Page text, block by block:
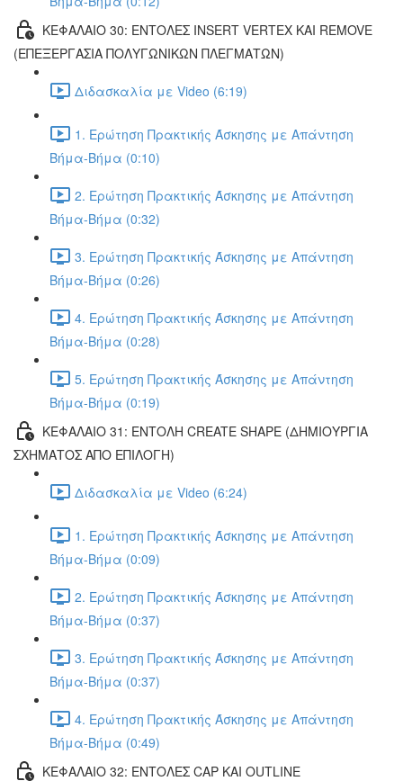
ΚΕΦΑΛΑΙΟ 30: ΕΝΤΟΛΕΣ INSERT VERTEX ΚΑΙ REMOVE
(ΕΠΕΞΕΡΓΑΣΙΑ ΠΟΛΥΓΩΝΙΚΩΝ ΠΛΕΓΜΑΤΩΝ)
Διδασκαλία με Video (6:19)
1. Ερώτηση Πρακτικής Άσκησης με Απάντηση
Βήμα-Βήμα (0:10)
2. Ερώτηση Πρακτικής Άσκησης με Απάντηση
Βήμα-Βήμα (0:32)
3. Ερώτηση Πρακτικής Άσκησης με Απάντηση
Βήμα-Βήμα (0:26)
4. Ερώτηση Πρακτικής Άσκησης με Απάντηση
Βήμα-Βήμα (0:28)
5. Ερώτηση Πρακτικής Άσκησης με Απάντηση
Βήμα-Βήμα (0:19)
ΚΕΦΑΛΑΙΟ 31: ΕΝΤΟΛΗ CREATE SHAPE (ΔΗΜΙΟΥΡΓΙΑ
ΣΧΗΜΑΤΟΣ ΑΠΟ ΕΠΙΛΟΓΗ)
Διδασκαλία με Video (6:24)
1. Ερώτηση Πρακτικής Άσκησης με Απάντηση
Βήμα-Βήμα (0:09)
2. Ερώτηση Πρακτικής Άσκησης με Απάντηση
Βήμα-Βήμα (0:37)
3. Ερώτηση Πρακτικής Άσκησης με Απάντηση
Βήμα-Βήμα (0:37)
4. Ερώτηση Πρακτικής Άσκησης με Απάντηση
Βήμα-Βήμα (0:49)
ΚΕΦΑΛΑΙΟ 32: ΕΝΤΟΛΕΣ CAP ΚΑΙ OUTLINE